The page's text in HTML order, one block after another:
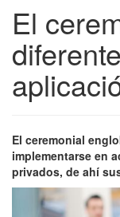
El
El ceremonial
implementarse en
privados, de ahí